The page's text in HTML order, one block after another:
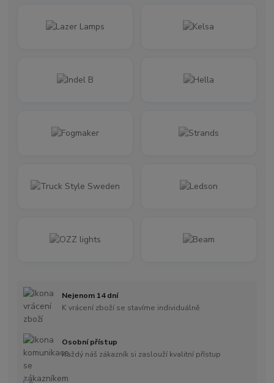
Nejenom 14 dní
K vrácení zboží se stavíme individuálně
Osobní přístup
Každý náš zákazník si zaslouží kvalitní přístup